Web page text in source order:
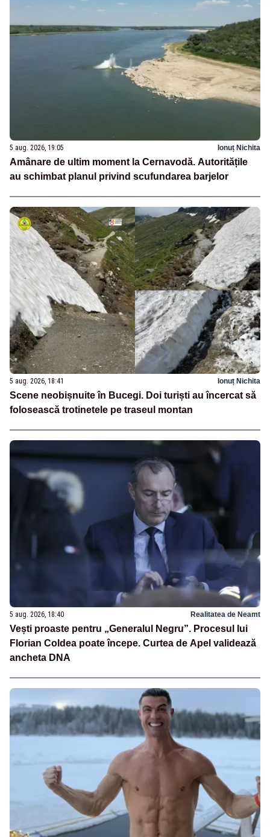
5 aug. 2026, 19:05 Ionuț Nichita
Amânare de ultim moment la Cernavodă. Autoritățile
au schimbat planul privind scufundarea barjelor
5 aug. 2026, 18:41 Ionuț Nichita
Scene neobișnuite în Bucegi. Doi turiști au încercat să
folosească trotinetele pe traseul montan
5 aug. 2026, 18:40 Realitatea de Neamt
Vești proaste pentru „Generalul Negru”. Procesul lui
Florian Coldea poate începe. Curtea de Apel validează
ancheta DNA